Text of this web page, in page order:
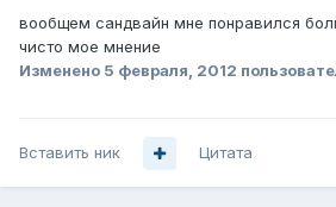
вообщем сандвайн мне понравился
чисто мое мнение
Изменено 5 февраля, 2012
Вставить ник Цитата